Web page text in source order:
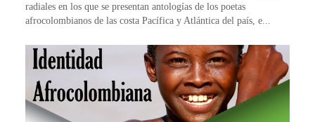
radiales en los que se presentan antologías de los poetas
afrocolombianos de las costa Pacífica y Atlántica del país, e...